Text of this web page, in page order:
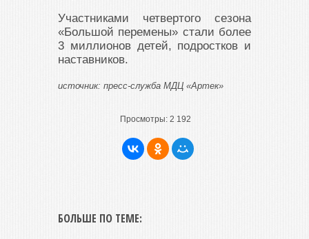
Участниками четвертого сезона
«Большой перемены» стали более
3 миллионов детей, подростков и
наставников.
источник: пресс-служба МДЦ «Артек»
Просмотры: 2 192
БОЛЬШЕ ПО ТЕМЕ: